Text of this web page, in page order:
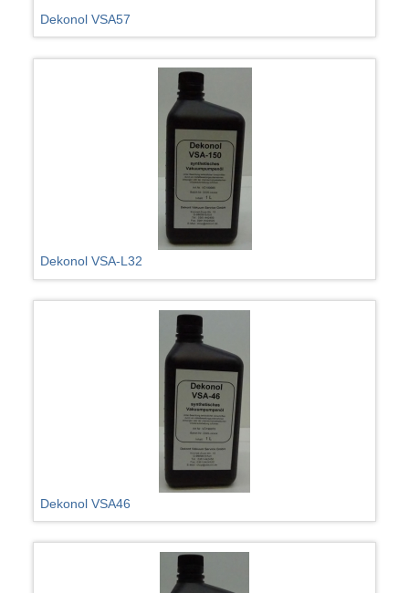
Dekonol VSA57
Dekonol VSA-L32
Dekonol VSA46